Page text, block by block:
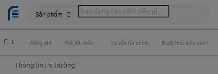
Sản phẩm
Đóng phí Thẻ hội viên Tư vấn tài chính Bách hoá siêu xanh
Thông tin thị trường